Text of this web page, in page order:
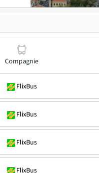
Compagnie
FlixBus
FlixBus
FlixBus
FlixBus